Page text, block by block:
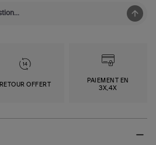
RETOUR OFFERT
PAIEMENT EN
3X,4X